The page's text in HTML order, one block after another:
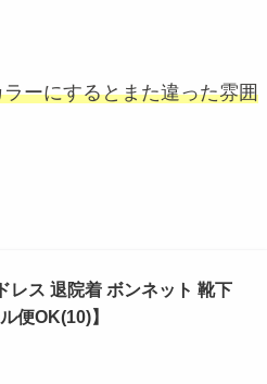
ーにするとまた違った雰囲
レス 退院着 ボンネット 靴下
便OK(10)】